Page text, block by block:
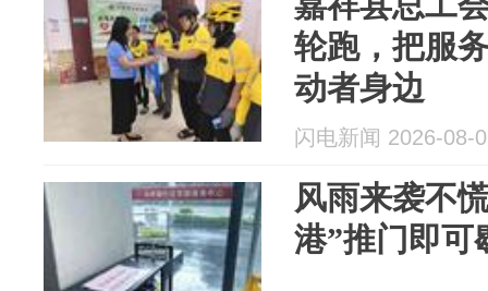
轮跑，把服
动者身边
闪电新闻 2026-08-
风雨来袭不
港”推门即可